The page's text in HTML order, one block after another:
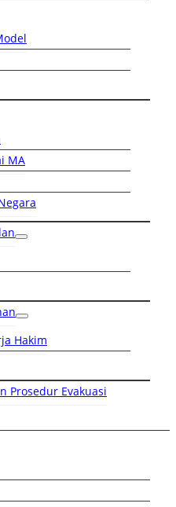
MA
Hakim
Prosedur Evakuasi